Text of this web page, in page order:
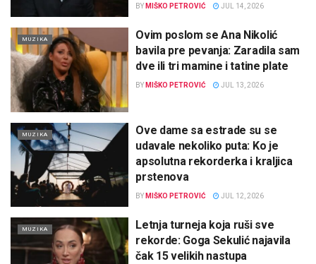
BY MIŠKO PETROVIĆ JUL 14, 2026
MUZIKA
Ovim poslom se Ana Nikolić
bavila pre pevanja: Zaradila sam
dve ili tri mamine i tatine plate
BY MIŠKO PETROVIĆ JUL 13, 2026
MUZIKA
Ove dame sa estrade su se
udavale nekoliko puta: Ko je
apsolutna rekorderka i kraljica
prstenova
BY MIŠKO PETROVIĆ JUL 12, 2026
MUZIKA
Letnja turneja koja ruši sve
rekorde: Goga Sekulić najavila
čak 15 velikih nastupa